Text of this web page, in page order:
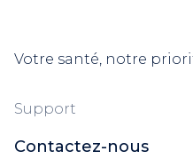
Votre santé, notre
Support
Contactez-nous